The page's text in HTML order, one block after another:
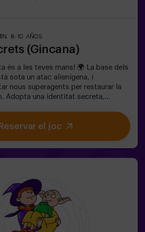
6-10 AÑOS
(Gincana)
és a les teves mans! 🌍 La base dels
sota un atac alienígena, i
nous superagents per restaurar la
Adopta una identitat secreta,
per enfrontar qualsevol
segon compta!Estàs preparat per
El joc està dissenyat
en un entrenament de superagents.
L’activitat es fa a les fosques
gimcanes són una sèrie de jocs
per un monitor.
Reservar el joc